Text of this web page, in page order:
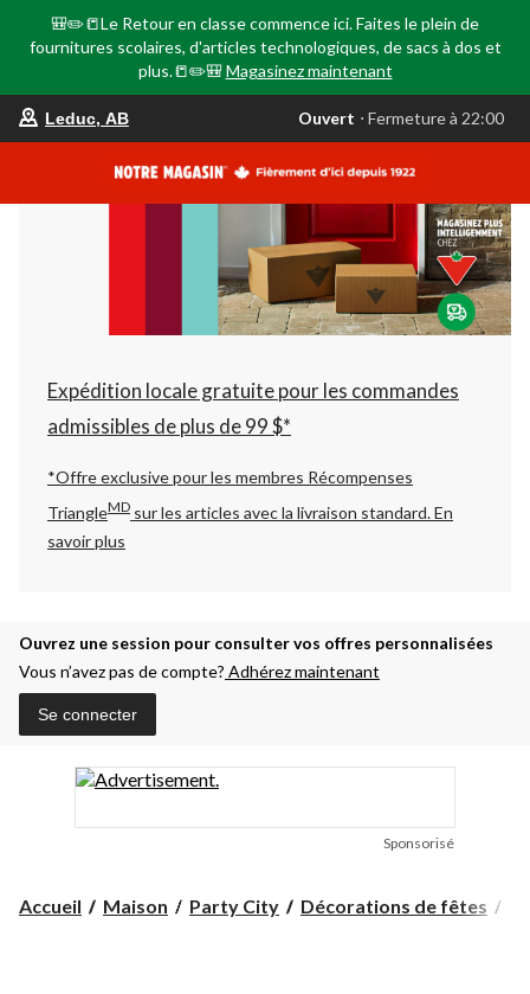
🎒✏️📒Le Retour en classe commence ici. Faites le plein de
fournitures scolaires, d'articles technologiques, de sacs à dos et
plus.📒✏️🎒 Magasinez maintenant
votre
est
AB,
Ouvert,
Fermeture
à
22:00
changer
Leduc, AB Ouvert ⋅ Fermeture à 22:00
Expédition locale gratuite pour les commandes
admissibles de plus de 99 $*
*Offre exclusive pour les membres Récompenses
TriangleMD sur les articles avec la livraison standard.En
savoir plus
Ouvrez une session pour consulter vos offres personnalisées
Vous n’avez pas de compte? Adhérez maintenant
Se connecter
Sponsorisé
Accueil Maison Party City Décorations de fêtes